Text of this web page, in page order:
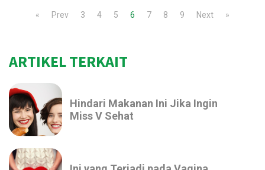
« Prev 3 4 5 6 7 8 9 Next »
ARTIKEL TERKAIT
Hindari Makanan Ini Jika Ingin
Miss V Sehat